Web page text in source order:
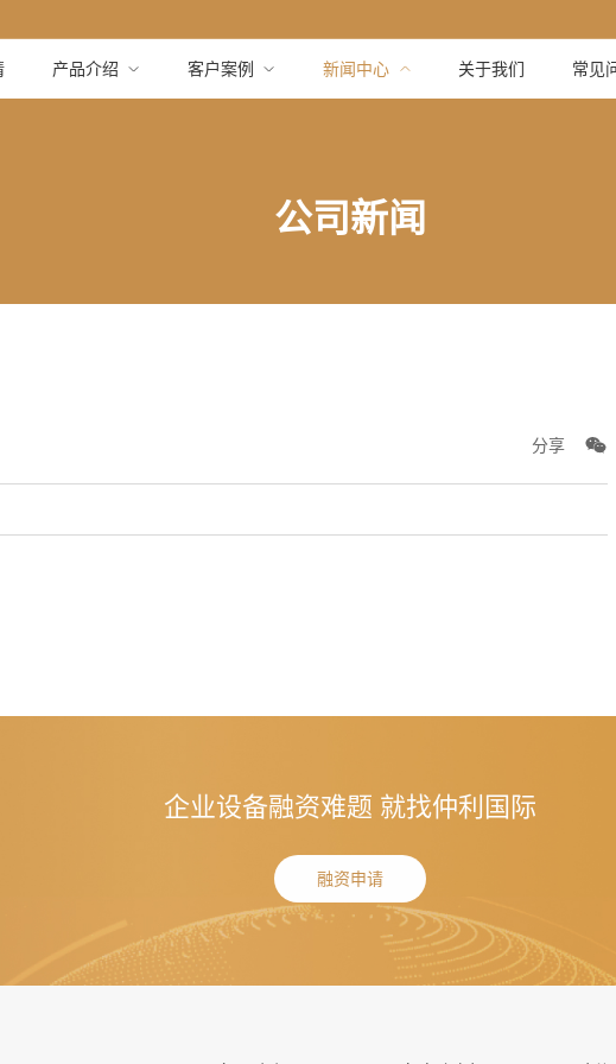
产品介绍 客户案例 新闻中心 关于我们 常见
公司新闻
分享
企业设备融资难题 就找仲利国际
融资申请